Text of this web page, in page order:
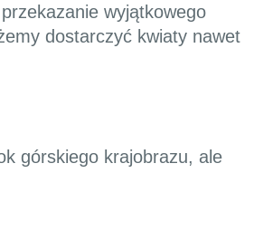
wyjątkowego
dostarczyć kwiaty nawet
górskiego krajobrazu, ale